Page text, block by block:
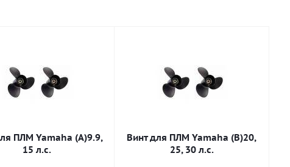
ПЛМ Yamaha (A)9.9,
15 л.с.
Винт для ПЛМ Yamaha (B)20,
25, 30 л.с.